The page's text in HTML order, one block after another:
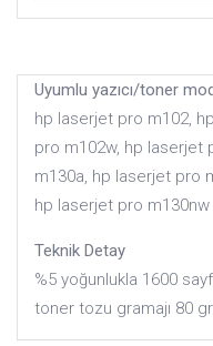
Uyumlu yazıcı/toner
hp laserjet pro m102,
pro m102w, hp laserjet
m130a, hp laserjet pro
hp laserjet pro m130nw
Teknik Detay
%5 yoğunlukla 1600
toner tozu gramajı 80